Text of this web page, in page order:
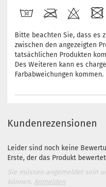
Bitte beachten Sie, dass es
zwischen den angezeigten
tatsächlichen Produkten
Des Weiteren kann es
Farbabweichungen kommen.
Kundenrezensionen
Leider sind noch keine
Erste, der das Produkt
Sie müssen angemeldet sein
können. Anmelden